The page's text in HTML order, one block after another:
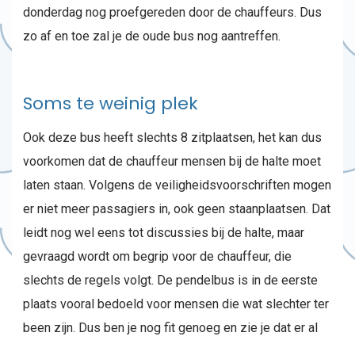
donderdag nog proefgereden door de chauffeurs. Dus
zo af en toe zal je de oude bus nog aantreffen.
Soms te weinig plek
Ook deze bus heeft slechts 8 zitplaatsen, het kan dus
voorkomen dat de chauffeur mensen bij de halte moet
laten staan. Volgens de veiligheidsvoorschriften mogen
er niet meer passagiers in, ook geen staanplaatsen. Dat
leidt nog wel eens tot discussies bij de halte, maar
gevraagd wordt om begrip voor de chauffeur, die
slechts de regels volgt. De pendelbus is in de eerste
plaats vooral bedoeld voor mensen die wat slechter ter
been zijn. Dus ben je nog fit genoeg en zie je dat er al